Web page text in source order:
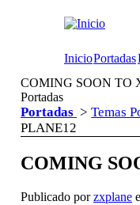
InicioPortadas
COMING SOON TO
Portadas
Portadas >Temas
PLANE12
COMING
Publicado porzxplane